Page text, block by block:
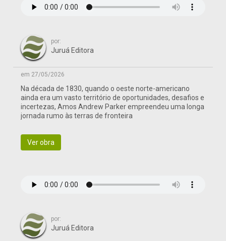
por:
Juruá Editora
em 27/05/2026
Na década de 1830, quando o oeste norte-americano
ainda era um vasto território de oportunidades, desafios e
incertezas, Amos Andrew Parker empreendeu uma longa
jornada rumo às terras de fronteira
Ver obra
por:
Juruá Editora